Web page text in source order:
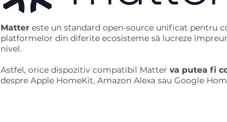
Matter este un standard open-source unificat pentru
platformelor din diferite ecosisteme să lucreze
nivel.
Astfel, orice dispozitiv compatibil Matter va putea fi
despre Apple HomeKit, Amazon Alexa sau Google